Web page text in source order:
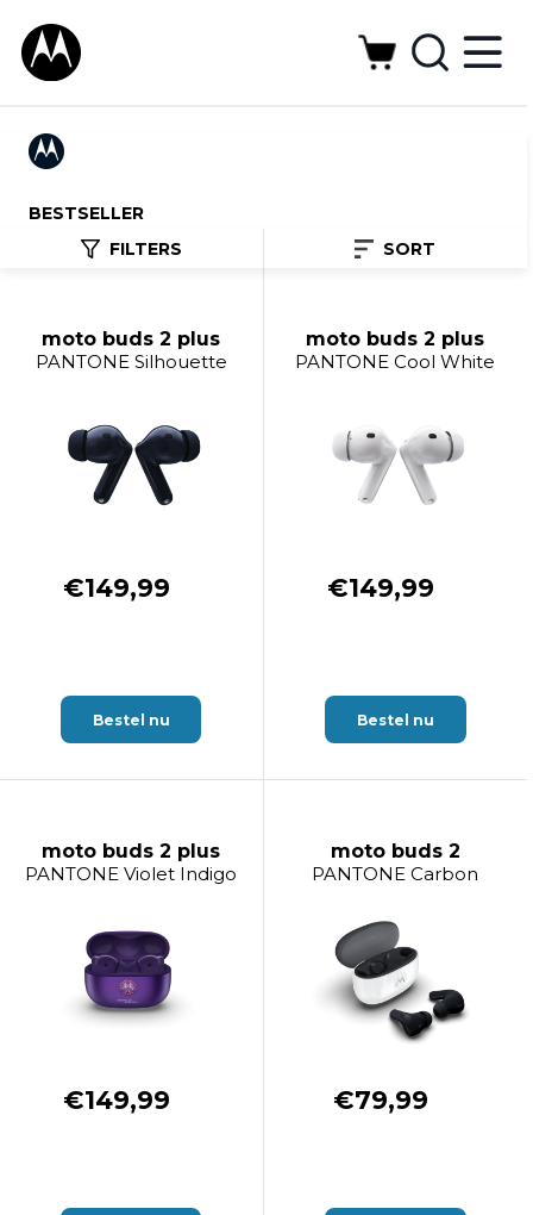
BESTSELLER
FILTERS
SORT
moto buds 2 plus
PANTONE Silhouette
€149,99
Bestel nu
moto buds 2 plus
PANTONE Cool White
€149,99
Bestel nu
moto buds 2 plus
PANTONE Violet Indigo
€149,99
moto buds 2
PANTONE Carbon
€79,99